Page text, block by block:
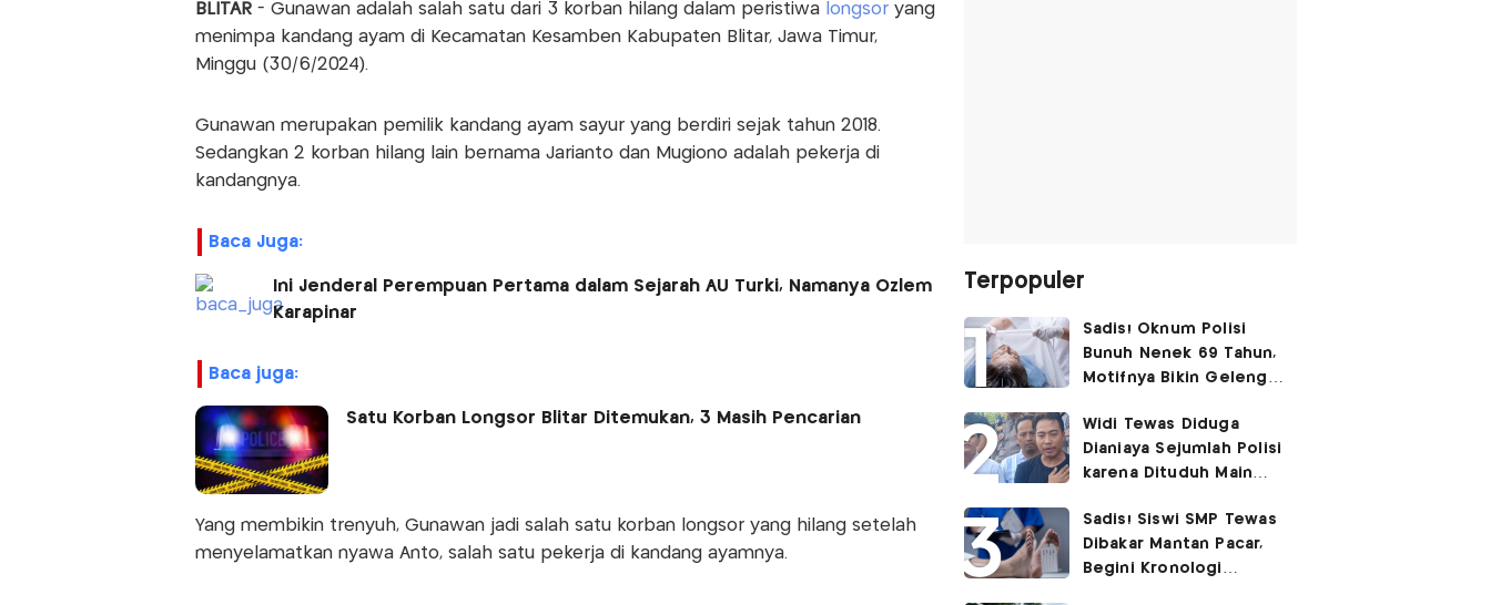
BLITAR - Gunawan adalah salah satu dari 3 korban hilang dalam peristiwa longsoryang
menimpa kandang ayam di Kecamatan Kesamben Kabupaten Blitar, Jawa Timur,
Minggu (30/6/2024).
Gunawan merupakan pemilik kandang ayam sayur yang berdiri sejak tahun 2018.
Sedangkan 2 korban hilang lain bernama Jarianto dan Mugiono adalah pekerja di
kandangnya.
Baca Juga:
Ini Jenderal Perempuan Pertama dalam Sejarah AU Turki, Namanya Ozlem
Karapinar
baca juga:
Satu Korban Longsor Blitar Ditemukan, 3 Masih Pencarian
Yang membikin trenyuh, Gunawan jadi salah satu korban longsor yang hilang setelah
menyelamatkan nyawa Anto, salah satu pekerja di kandang ayamnya.
Terpopuler
Sadis! Oknum Polisi
Bunuh Nenek 69 Tahun,
Motifnya Bikin Geleng
Widi Tewas Diduga
Dianiaya Sejumlah Polisi
karena Dituduh Main
Sadis! Siswi SMP Tewas
Dibakar Mantan Pacar,
Begini Kronologi